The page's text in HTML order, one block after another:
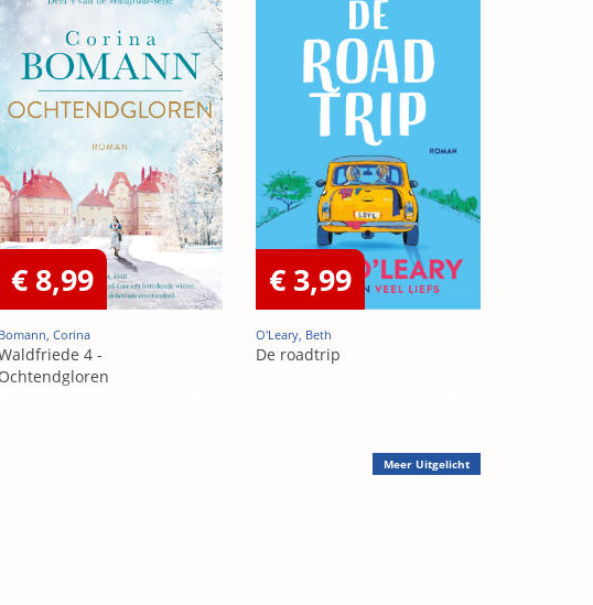
€ 8,99
Bomann, Corina
4 -
Ochtendgloren
€ 3,99
O'Leary, Beth
De roadtrip
Meer Uitgelicht